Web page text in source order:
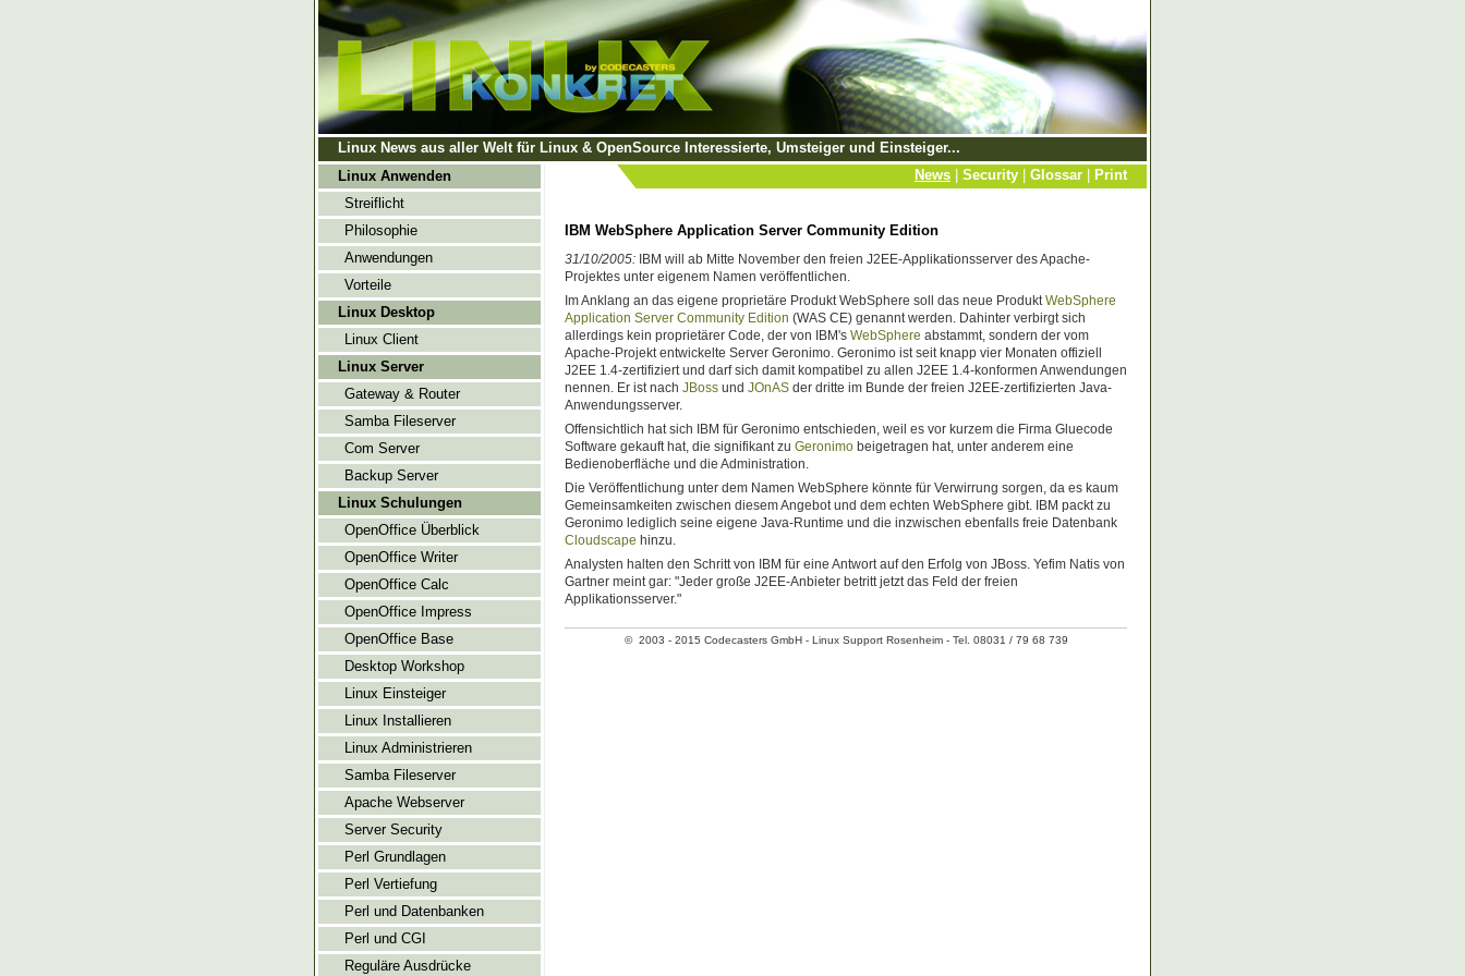
Linux News aus aller Welt für Linux & OpenSource Interessierte, Umsteiger und Einsteiger...
Linux Anwenden
Streiflicht
Philosophie
Anwendungen
Vorteile
Linux Desktop
Linux Client
Linux Server
Gateway & Router
Samba Fileserver
Com Server
Backup Server
Linux Schulungen
OpenOffice Überblick
OpenOffice Writer
OpenOffice Calc
OpenOffice Impress
OpenOffice Base
Desktop Workshop
Linux Einsteiger
Linux Installieren
Linux Administrieren
Samba Fileserver
Apache Webserver
Server Security
Perl Grundlagen
Perl Vertiefung
Perl und Datenbanken
Perl und CGI
Reguläre Ausdrücke
News Security Glossar Print
IBM WebSphere Application Server Community Edition
31/10/2005: IBM will ab Mitte November den freien J2EE-Applikationsserver des Apache-
Projektes unter eigenem Namen veröffentlichen.
Im Anklang an das eigene proprietäre Produkt WebSphere soll das neue ProduktWebSphere
Application Server Community Edition (WAS CE) genannt werden. Dahinter verbirgt sich
allerdings kein proprietärer Code, der von IBM's WebSphere abstammt, sondern der vom
Apache-Projekt entwickelte Server Geronimo. Geronimo ist seit knapp vier Monaten offiziell
J2EE 1.4-zertifiziert und darf sich damit kompatibel zu allen J2EE 1.4-konformen Anwendungen
nennen. Er ist nach JBoss und JOnAS der dritte im Bunde der freien J2EE-zertifizierten Java-
Anwendungsserver.
Offensichtlich hat sich IBM für Geronimo entschieden, weil es vor kurzem die Firma Gluecode
Software gekauft hat, die signifikant zu Geronimo beigetragen hat, unter anderem eine
Bedienoberfläche und die Administration.
Die Veröffentlichung unter dem Namen WebSphere könnte für Verwirrung sorgen, da es kaum
Gemeinsamkeiten zwischen diesem Angebot und dem echten WebSphere gibt. IBM packt zu
Geronimo lediglich seine eigene Java-Runtime und die inzwischen ebenfalls freie Datenbank
Cloudscape hinzu.
Analysten halten den Schritt von IBM für eine Antwort auf den Erfolg von JBoss. Yefim Natis von
Gartner meint gar: "Jeder große J2EE-Anbieter betritt jetzt das Feld der freien
Applikationsserver."
© 2003 - 2015 Codecasters GmbH - Linux Support Rosenheim - Tel. 08031 / 79 68 739